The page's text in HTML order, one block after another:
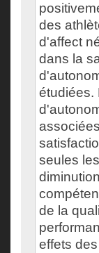
des
d'affect
dans la
étudiées.
seules
de la
effets